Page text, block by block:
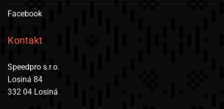
Facebook
Kontakt
Speedpro s.r.o.
Losiná 84
332 04 Losiná